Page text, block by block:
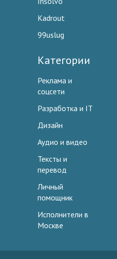
Kadrout
99uslug
Категории
Реклама и
соцсети
Разработка и IT
Дизайн
Аудио и видео
Тексты и
перевод
Личный
помощник
Исполнители в
Москве